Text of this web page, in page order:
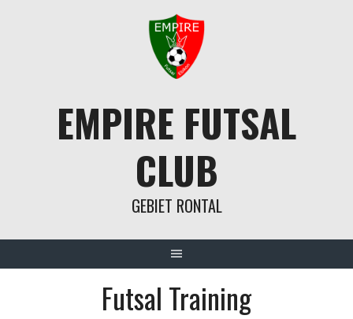
EMPIRE FUTSAL
CLUB
GEBIET RONTAL
Futsal Training